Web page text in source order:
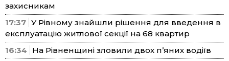
захисникам
17:37 У Рівному знайшли рішення для введення в
експлуатацію житлової секції на 68 квартир
16:34
На Рівненщині зловили двох п’яних водіїв